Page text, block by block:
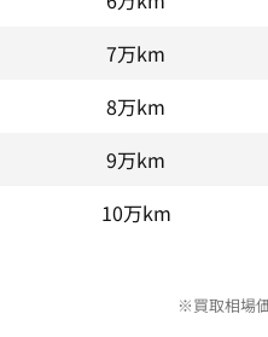
7万km
8万km
9万km
10万km
※買取相場